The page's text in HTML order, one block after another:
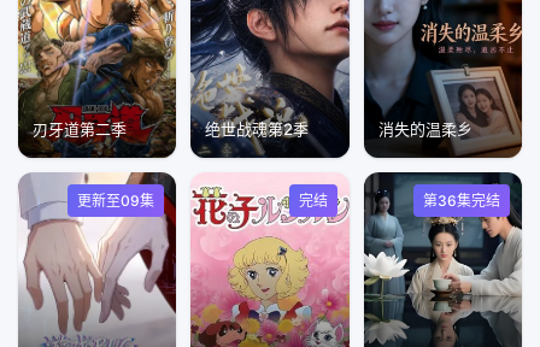
刃牙道第二季 绝世战魂第2季 消失的温柔乡
更新至09集 完结 第36集完结